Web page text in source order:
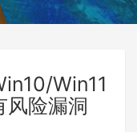
Win11
风险漏洞